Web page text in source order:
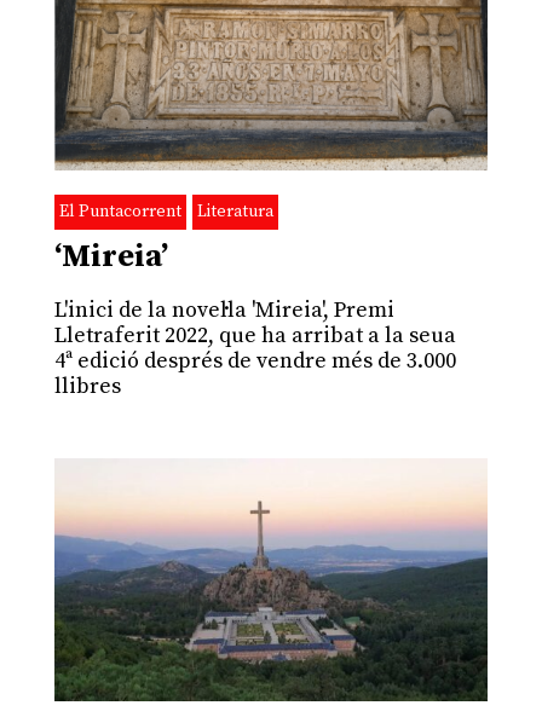
El Puntacorrent Literatura
‘Mireia’
L'inici de la novel·la 'Mireia', Premi
Lletraferit 2022, que ha arribat a la seua
4ª edició després de vendre més de 3.000
llibres